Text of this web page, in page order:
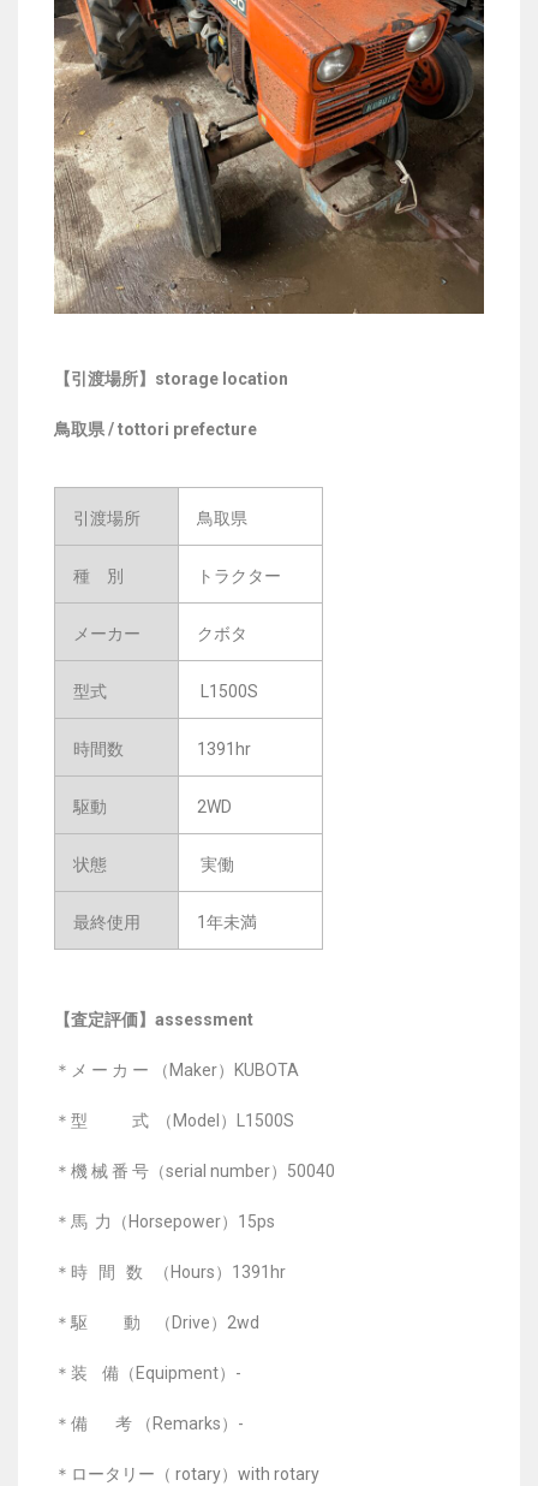
【引渡場所】storage location
鳥取県 /tottori prefecture
引渡場所 鳥取県
種 別 トラクター
メーカー クボタ
型式 L1500S
時間数 1391hr
駆動 2WD
状態 実働
最終使用 1年未満
【査定評価】assessment
＊メ ー カ ー （Maker）KUBOTA
＊型 式 （Model）L1500S
＊機 械 番 号（serial number）50040
＊馬 力（Horsepower）15ps
＊時 間 数 （Hours）1391hr
＊駆 動 （Drive）2wd
＊装 備（Equipment）-
＊備 考 （Remarks）-
＊ロータリー（ rotary）with rotary